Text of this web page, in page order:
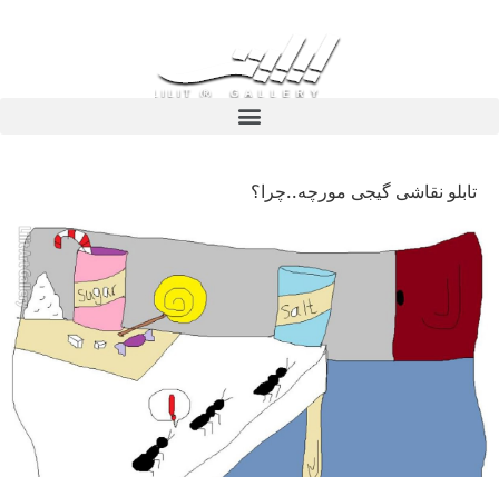
تابلو نقاشی گیجی مورچه..چرا؟